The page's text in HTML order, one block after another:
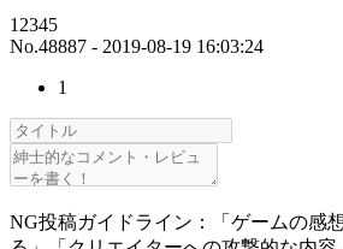
12345
No.48887 - 2019-08-19 16:03:24
1
NG投稿ガイドライン：「ゲームの感